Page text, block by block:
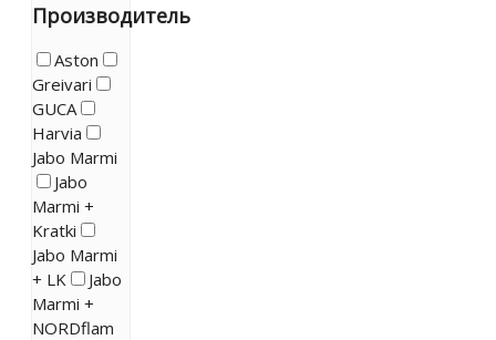
Производитель
Aston
Greivari
GUCA
Harvia
Jabo Marmi
Jabo
Marmi +
Kratki
Jabo Marmi
+ LK
Jabo
Marmi +
NORDflam